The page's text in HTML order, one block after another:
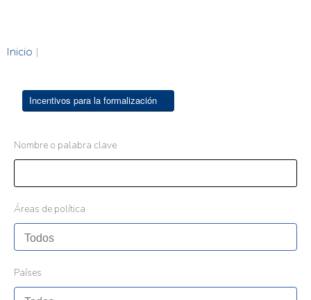
Inicio |
Incentivos para la formalización
Nombre o palabra clave
Áreas de política
Países